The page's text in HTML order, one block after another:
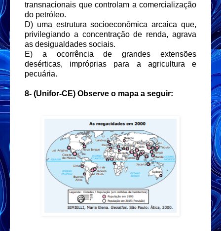
transnacionais que controlam a comercialização
do petróleo.
D) uma estrutura socioeconômica arcaica que,
privilegiando a concentração de renda, agrava
as desigualdades sociais.
E) a ocorrência de grandes extensões
desérticas, impróprias para a agricultura e
pecuária.
8- (Unifor-CE) Observe o mapa a seguir: